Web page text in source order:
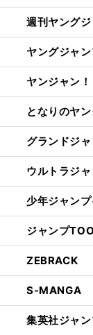
週刊ヤング
ヤングジャ
ヤンジャン！
となりのヤ
グランドジ
ウルトラジ
少年ジャン
ジャンプ
ZEBRACK
S-MANGA
集英社ジャ